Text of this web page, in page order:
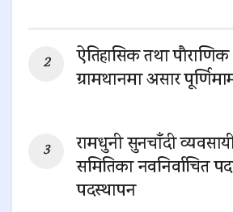
ऐतिहासिक तथा पौराणिक
ग्रामथानमा असार
रामधुनी सुनचाँदी
समितिका नवनिर्वाचित
पदस्थापन